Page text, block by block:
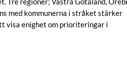
med kommunerna i stråket stärker
visa enighet om prioriteringar i